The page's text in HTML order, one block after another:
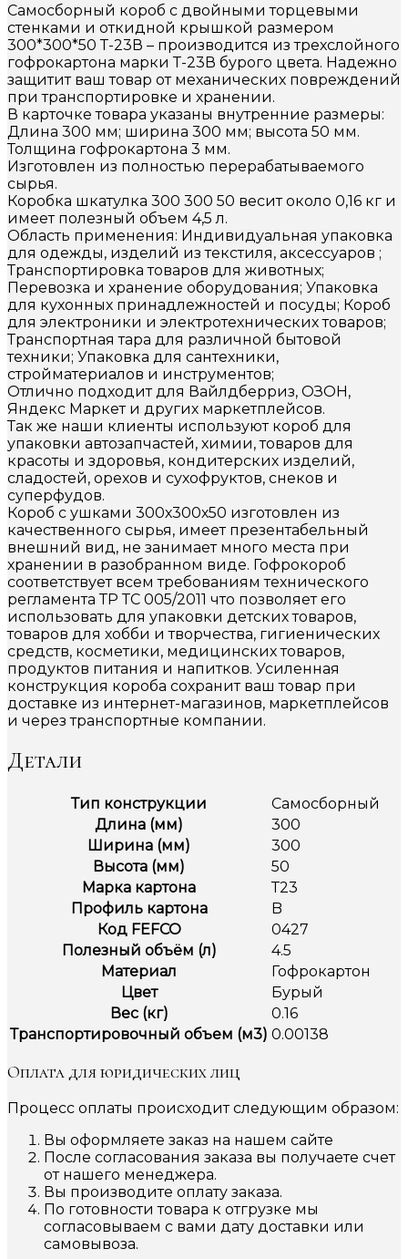
Самосборный короб с двойными торцевыми
стенками и откидной крышкой размером
300*300*50 Т-23В – производится из трехслойного
гофрокартона марки Т-23В бурого цвета. Надежно
защитит ваш товар от механических повреждений
при транспортировке и хранении.
В карточке товара указаны внутренние размеры:
Длина 300 мм; ширина 300 мм; высота 50 мм.
Толщина гофрокартона 3 мм.
Изготовлен из полностью перерабатываемого
сырья.
Коробка шкатулка 300 300 50 весит около 0,16 кг и
имеет полезный объем 4,5 л.
Область применения: Индивидуальная упаковка
для одежды, изделий из текстиля, аксессуаров ;
Транспортировка товаров для животных;
Перевозка и хранение оборудования; Упаковка
для кухонных принадлежностей и посуды; Короб
для электроники и электротехнических товаров;
Транспортная тара для различной бытовой
техники; Упаковка для сантехники,
стройматериалов и инструментов;
Отлично подходит для Вайлдберриз, ОЗОН,
Яндекс Маркет и других маркетплейсов.
Так же наши клиенты используют короб для
упаковки автозапчастей, химии, товаров для
красоты и здоровья, кондитерских изделий,
сладостей, орехов и сухофруктов, снеков и
суперфудов.
Короб с ушками 300х300х50 изготовлен из
качественного сырья, имеет презентабельный
внешний вид, не занимает много места при
хранении в разобранном виде. Гофрокороб
соответствует всем требованиям технического
регламента ТР ТС 005/2011 что позволяет его
использовать для упаковки детских товаров,
товаров для хобби и творчества, гигиенических
средств, косметики, медицинских товаров,
продуктов питания и напитков. Усиленная
конструкция короба сохранит ваш товар при
доставке из интернет-магазинов, маркетплейсов
и через транспортные компании.
Детали
Тип конструкции
Самосборный
Длина (мм)
300
Ширина (мм)
300
Высота (мм)
50
Марка картона
Т23
Профиль картона
B
Код FEFCO
0427
Полезный объём (л)
4.5
Материал
Гофрокартон
Цвет
Бурый
Вес (кг)
0.16
Транспортировочный объем (м3) 0.00138
Оплата для юридических лиц
Процесс оплаты происходит следующим образом:
Вы оформляете заказ на нашем сайте
После согласования заказа вы получаете счет
от нашего менеджера.
Вы производите оплату заказа.
По готовности товара к отгрузке мы
согласовываем с вами дату доставки или
самовывоза.